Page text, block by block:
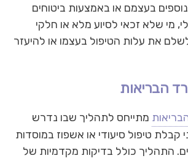
בעצמם או באמצעות ביטוחים
מי שלא זכאי לסיוע מלא או חלקי
את עלות הטיפול בעצמו או להיעזר
הבריאות
מתייחס לתהליך שבו נדרש
קבלת טיפול סיעודי או אשפוז במוסדות
התהליך כולל בדיקות מקדמיות של